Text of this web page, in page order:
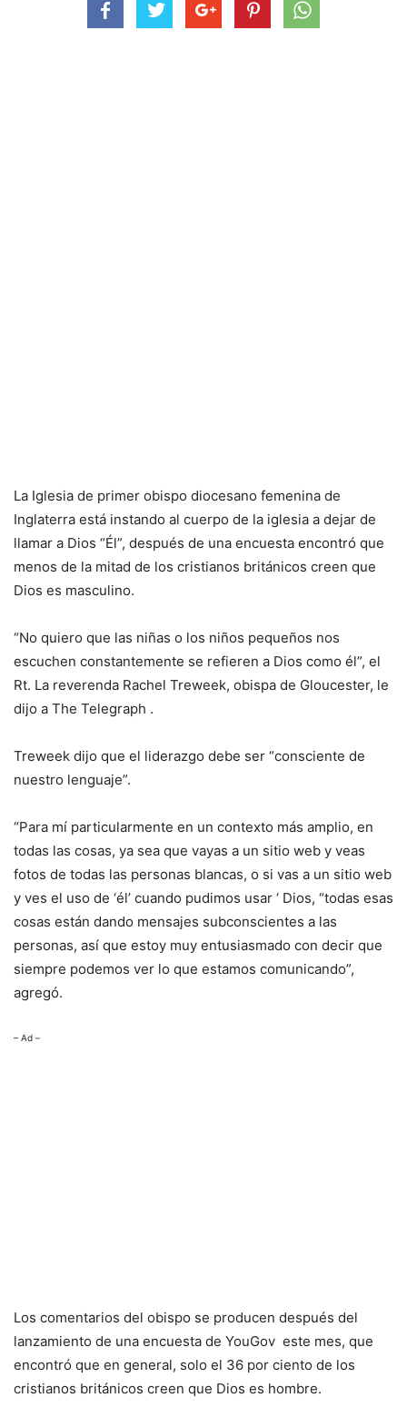
La Iglesia de primer obispo diocesano femenina de
Inglaterra está instando al cuerpo de la iglesia a dejar de
llamar a Dios “Él”, después de una encuesta encontró que
menos de la mitad de los cristianos británicos creen que
Dios es masculino.
“No quiero que las niñas o los niños pequeños nos
escuchen constantemente se refieren a Dios como él”, el
Rt. La reverenda Rachel Treweek, obispa de Gloucester, le
dijo a The Telegraph .
Treweek dijo que el liderazgo debe ser “consciente de
nuestro lenguaje”.
“Para mí particularmente en un contexto más amplio, en
todas las cosas, ya sea que vayas a un sitio web y veas
fotos de todas las personas blancas, o si vas a un sitio web
y ves el uso de ‘él’ cuando pudimos usar ‘ Dios, “todas esas
cosas están dando mensajes subconscientes a las
personas, así que estoy muy entusiasmado con decir que
siempre podemos ver lo que estamos comunicando”,
agregó.
– Ad –
Los comentarios del obispo se producen después del
lanzamiento de una encuesta de YouGov este mes, que
encontró que en general, solo el 36 por ciento de los
cristianos británicos creen que Dios es hombre.